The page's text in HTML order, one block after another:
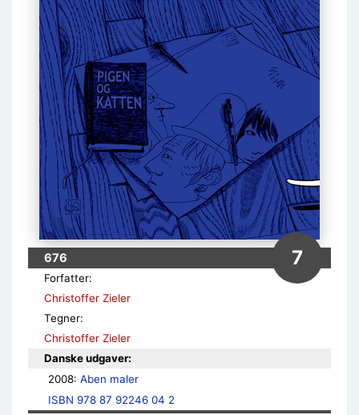
676 7
Forfatter:
Christoffer Zieler
Tegner:
Christoffer Zieler
Danske udgaver:
2008: Aben maler
ISBN 978 87 92246 04 2